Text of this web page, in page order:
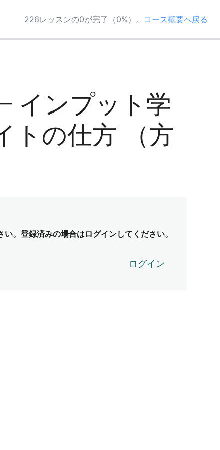
226レッスンの0が完了（0%）。 コース概要へ戻る
インプット学
トの仕方 （方
。登録済みの場合はログインしてください。
ログイン